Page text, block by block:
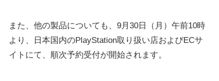
また、他の製品についても、9月30日（月）午前10時
より、日本国内のPlayStation取り扱い店およびECサ
イトにて、順次予約受付が開始されます。